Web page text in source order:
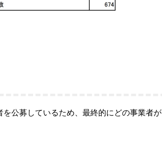
公募しているため、最終的にどの事業者が